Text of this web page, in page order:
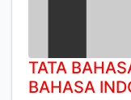
TATA
BAHASA